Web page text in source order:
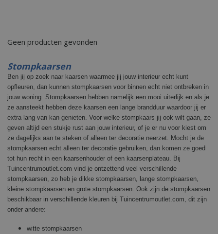
Geen producten gevonden
Stompkaarsen
Ben jij op zoek naar kaarsen waarmee jij jouw interieur echt kunt
opfleuren, dan kunnen stompkaarsen voor binnen echt niet ontbreken in
jouw woning. Stompkaarsen hebben namelijk een mooi uiterlijk en als je
ze aansteekt hebben deze kaarsen een lange brandduur waardoor jij er
extra lang van kan genieten. Voor welke stompkaars jij ook wilt gaan, ze
geven altijd een stukje rust aan jouw interieur, of je er nu voor kiest om
ze dagelijks aan te steken of alleen ter decoratie neerzet. Mocht je de
stompkaarsen echt alleen ter decoratie gebruiken, dan komen ze goed
tot hun recht in een kaarsenhouder of een kaarsenplateau. Bij
Tuincentrumoutlet.com vind je ontzettend veel verschillende
stompkaarsen, zo heb je dikke stompkaarsen, lange stompkaarsen,
kleine stompkaarsen en grote stompkaarsen. Ook zijn de stompkaarsen
beschikbaar in verschillende kleuren bij Tuincentrumoutlet.com, dit zijn
onder andere:
witte stompkaarsen